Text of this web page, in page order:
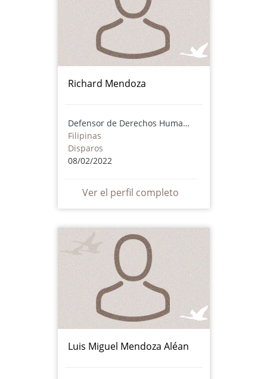
Richard Mendoza
Defensor de Derechos Humanos
Filipinas
Disparos
08/02/2022
Ver el perfil completo
Luis Miguel Mendoza Aléan